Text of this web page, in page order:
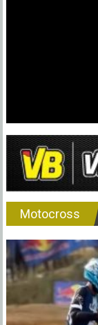
Motocross